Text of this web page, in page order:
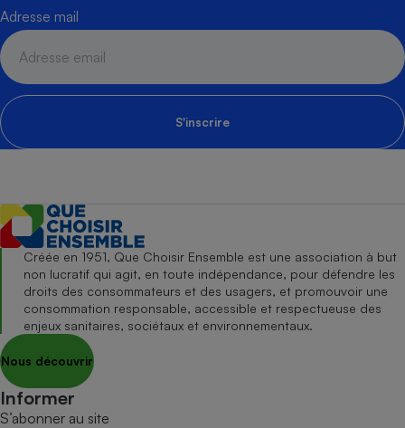
Adresse mail
S'inscrire
Créée en 1951, Que Choisir Ensemble est une association à but
non lucratif qui agit, en toute indépendance, pour défendre les
droits des consommateurs et des usagers, et promouvoir une
consommation responsable, accessible et respectueuse des
enjeux sanitaires, sociétaux et environnementaux.
Nous découvrir
Informer
S’abonner au site